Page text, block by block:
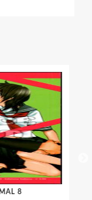
AMICI # 140 - COSPLAY ANIMAL 8